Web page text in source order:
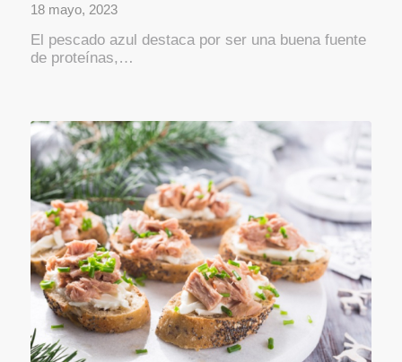
18 mayo, 2023
El pescado azul destaca por ser una buena fuente
de proteínas,…